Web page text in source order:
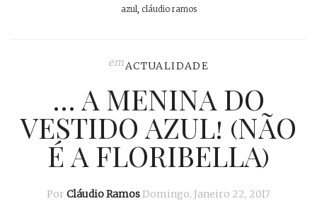
azul, cláudio ramos
emACTUALIDADE
… A MENINA DO
VESTIDO AZUL! (NÃO
É A FLORIBELLA)
Por Cláudio RamosDomingo, Janeiro 22, 2017